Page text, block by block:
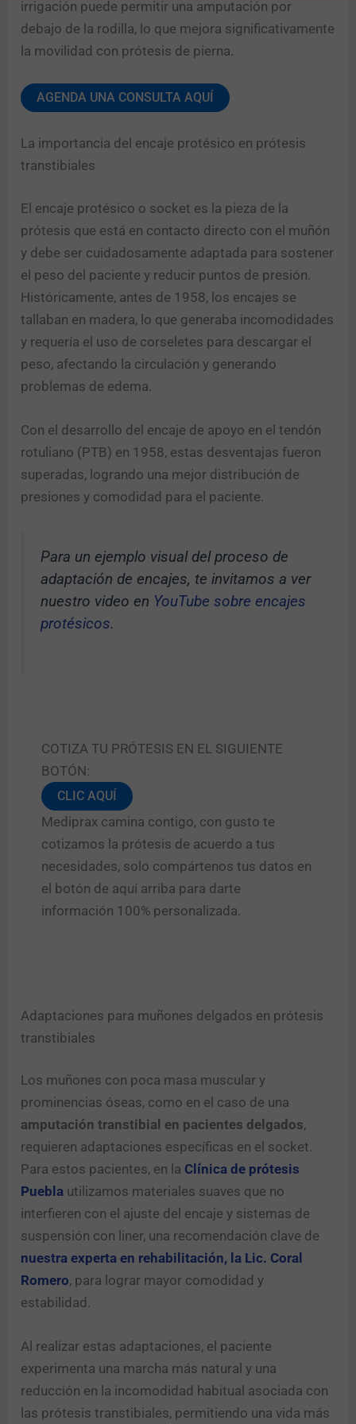
irrigación puede permitir una amputación por
debajo de la rodilla, lo que mejora significativamente
la movilidad con prótesis de pierna.
AGENDA UNA CONSULTA AQUÍ
La importancia del encaje protésico en prótesis
transtibiales
El encaje protésico o socket es la pieza de la
prótesis que está en contacto directo con el muñón
y debe ser cuidadosamente adaptada para sostener
el peso del paciente y reducir puntos de presión.
Históricamente, antes de 1958, los encajes se
tallaban en madera, lo que generaba incomodidades
y requería el uso de corseletes para descargar el
peso, afectando la circulación y generando
problemas de edema.
Con el desarrollo del encaje de apoyo en el tendón
rotuliano (PTB) en 1958, estas desventajas fueron
superadas, logrando una mejor distribución de
presiones y comodidad para el paciente.
Para un ejemplo visual del proceso de
adaptación de encajes, te invitamos a ver
nuestro video en YouTube sobre encajes
protésicos.
COTIZA TU PRÓTESIS EN EL SIGUIENTE
BOTÓN:
CLIC AQUÍ
Mediprax camina contigo, con gusto te
cotizamos la prótesis de acuerdo a tus
necesidades, solo compártenos tus datos en
el botón de aquí arriba para darte
información 100% personalizada.
Adaptaciones para muñones delgados en prótesis
transtibiales
Los muñones con poca masa muscular y
prominencias óseas, como en el caso de una
amputación transtibial en pacientes delgados,
requieren adaptaciones específicas en el socket.
Para estos pacientes, en la Clínica de prótesis
Puebla utilizamos materiales suaves que no
interfieren con el ajuste del encaje y sistemas de
suspensión con liner, una recomendación clave de
nuestra experta en rehabilitación, la Lic. Coral
Romero, para lograr mayor comodidad y
estabilidad.
Al realizar estas adaptaciones, el paciente
experimenta una marcha más natural y una
reducción en la incomodidad habitual asociada con
las prótesis transtibiales, permitiendo una vida más
i
c
o
s
t
s
e
s
á
s
Enviar